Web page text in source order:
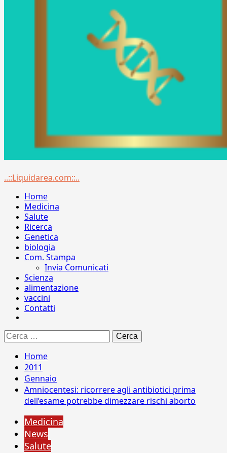
Menu
..::Liquidarea.com::..
Home
Medicina
Salute
Ricerca
Genetica
biologia
Com. Stampa
Invia Comunicati
Scienza
alimentazione
vaccini
Contatti
Ricerca
per:
Home
2011
Gennaio
Amniocentesi: ricorrere agli antibiotici prima
dell’esame potrebbe dimezzare rischi aborto
Medicina
News
Salute